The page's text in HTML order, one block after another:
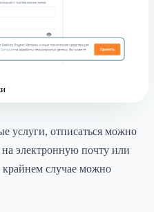
услуги, отписаться можно
электронную почту или
случае можно